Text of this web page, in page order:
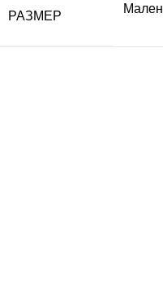
РАЗМЕР